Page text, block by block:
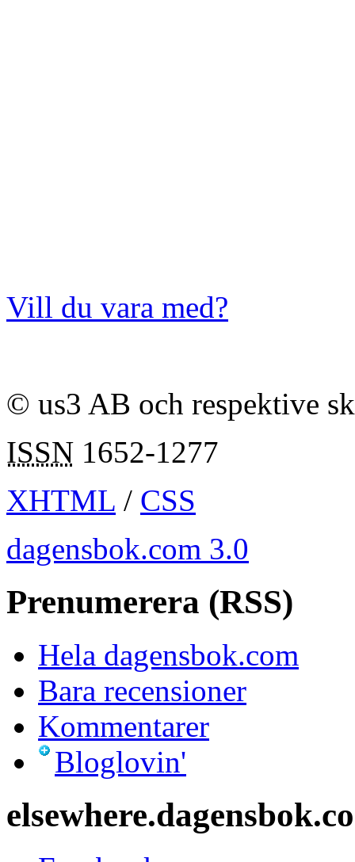
Vill du vara med?
© us3 AB och respektive
ISSN 1652-1277
XHTML / CSS
dagensbok.com 3.0
Prenumerera (RSS)
Hela dagensbok.com
Bara recensioner
Kommentarer
Bloglovin'